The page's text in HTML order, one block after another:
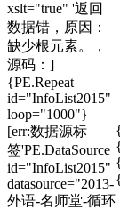
xslt="true" '返回
数据错，原因：
缺少根元素。，
源码：]
{PE.Repeat
id="InfoList2015"
loop="1000"}
[err:数据源标
签'PE.DataSource
id="InfoList2015"
datasource="2013-
外语-名师堂-循环